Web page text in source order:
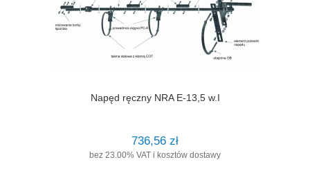
Napęd ręczny NRA E-13,5 w.I
736,56 zł
bez 23.00% VAT i kosztów dostawy